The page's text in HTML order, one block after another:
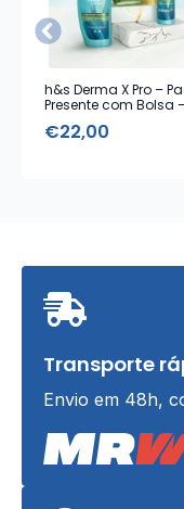
h&s Derma X Pro –
Presente com Bolsa
Cabeludo
€22,00
Transporte
Envio em 48h,